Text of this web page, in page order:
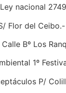
nacional
Flor del Ceibo.-
Bº Los
1º
P/